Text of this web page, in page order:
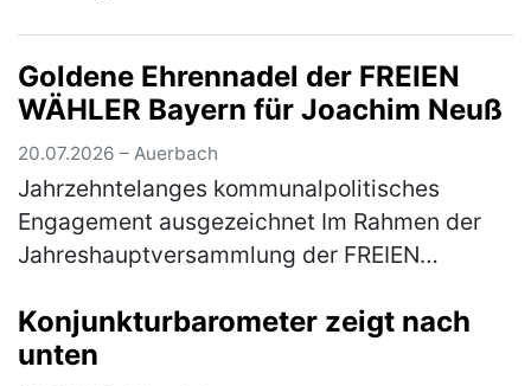
Goldene Ehrennadel der FREIEN
WÄHLER Bayern für Joachim Neuß
20.07.2026 – Auerbach
Jahrzehntelanges kommunalpolitisches
Engagement ausgezeichnet Im Rahmen der
Jahreshauptversammlung der FREIEN
Goldenen Ehrennadel der FREIEN WÄHLER
Bayern aus…
Konjunkturbarometer zeigt nach
unten